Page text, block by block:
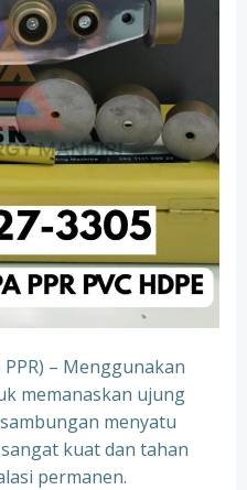
– Menggunakan
memanaskan ujung
menyatu
kuat dan tahan
permanen.